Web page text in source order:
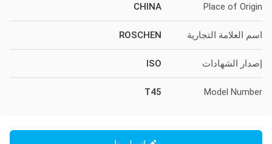
Place of Origin
CHINA
اسم العلامة التجارية ROSCHEN
إصدار الشهادات ISO
Model Number
T45